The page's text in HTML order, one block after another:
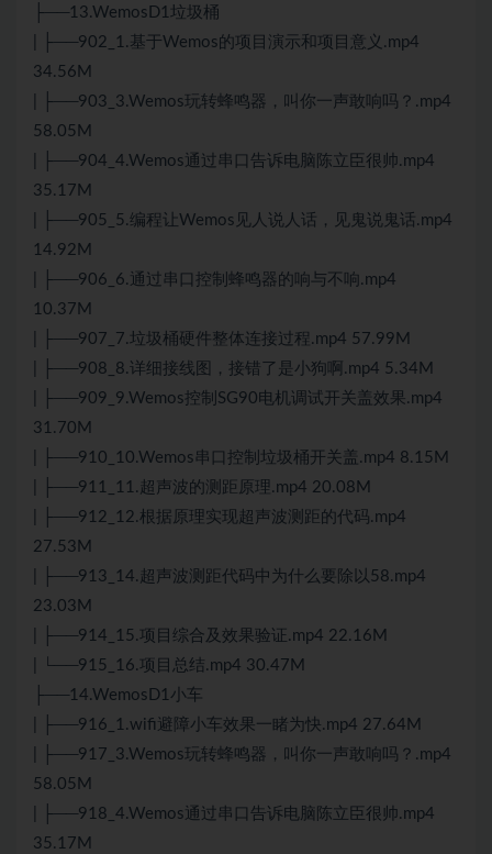
├──13.WemosD1垃圾桶
| ├──902_1.基于Wemos的项目演示和项目意义.mp4
34.56M
| ├──903_3.Wemos玩转蜂鸣器，叫你一声敢响吗？.mp4
58.05M
| ├──904_4.Wemos通过串口告诉电脑陈立臣很帅.mp4
35.17M
| ├──905_5.编程让Wemos见人说人话，见鬼说鬼话.mp4
14.92M
| ├──906_6.通过串口控制蜂鸣器的响与不响.mp4
10.37M
| ├──907_7.垃圾桶硬件整体连接过程.mp4 57.99M
| ├──908_8.详细接线图，接错了是小狗啊.mp4 5.34M
| ├──909_9.Wemos控制SG90电机调试开关盖效果.mp4
31.70M
| ├──910_10.Wemos串口控制垃圾桶开关盖.mp4 8.15M
| ├──911_11.超声波的测距原理.mp4 20.08M
| ├──912_12.根据原理实现超声波测距的代码.mp4
27.53M
| ├──913_14.超声波测距代码中为什么要除以58.mp4
23.03M
| ├──914_15.项目综合及效果验证.mp4 22.16M
| └──915_16.项目总结.mp4 30.47M
├──14.WemosD1小车
| ├──916_1.wifi避障小车效果一睹为快.mp4 27.64M
| ├──917_3.Wemos玩转蜂鸣器，叫你一声敢响吗？.mp4
58.05M
| ├──918_4.Wemos通过串口告诉电脑陈立臣很帅.mp4
35.17M